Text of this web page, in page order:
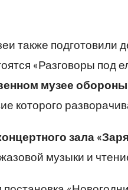
также подготовили
«Разговоры под
музее
которого
зала
музыки и